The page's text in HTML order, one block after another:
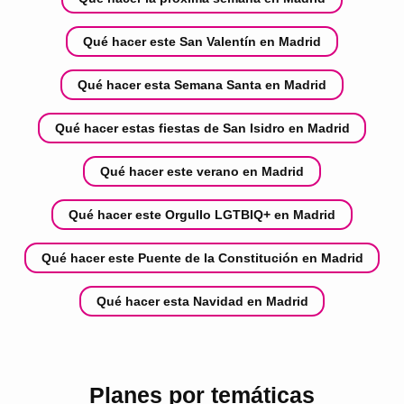
Qué hacer este San Valentín en Madrid
Qué hacer esta Semana Santa en Madrid
Qué hacer estas fiestas de San Isidro en Madrid
Qué hacer este verano en Madrid
Qué hacer este Orgullo LGTBIQ+ en Madrid
Qué hacer este Puente de la Constitución en Madrid
Qué hacer esta Navidad en Madrid
Planes por temáticas